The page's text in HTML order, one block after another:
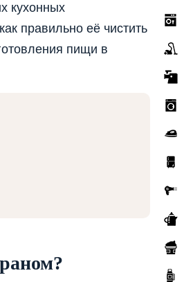
кухонных
правильно её чистить
пищи в